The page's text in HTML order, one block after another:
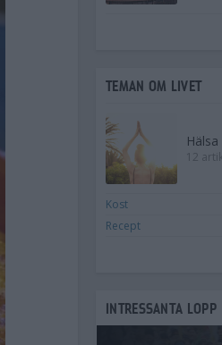
TEMAN OM LIVET
Hälsa
12
Kost
Recept
INTRESSANTA LOPP